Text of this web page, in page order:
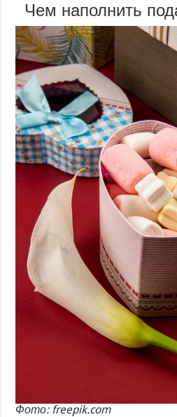
Чем наполнить
Фото: freepik.com